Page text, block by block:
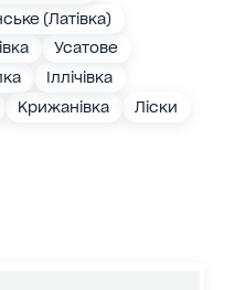
(Латівка)
Усатове
Іллічівка
Крижанівка
Ліски